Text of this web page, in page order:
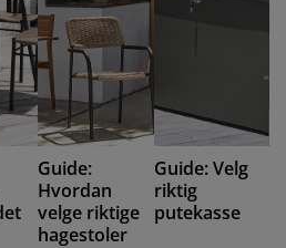
Guide:
Hvordan
velge riktige
hagestoler
Guide: Velg
riktig
putekasse